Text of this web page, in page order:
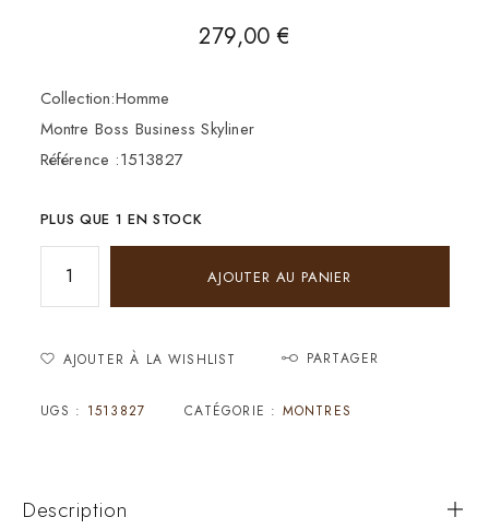
279,00€
Collection:Homme
Montre Boss Business Skyliner
Référence :1513827
PLUS QUE 1 EN STOCK
AJOUTER AU PANIER
AJOUTER À LA WISHLIST PARTAGER
UGS : 1513827 CATÉGORIE : MONTRES
Description